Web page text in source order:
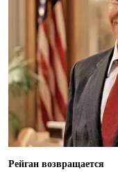
Рейган возвращается